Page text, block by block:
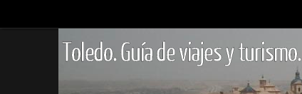
al
Toledo. Guía de viajes y turismo.